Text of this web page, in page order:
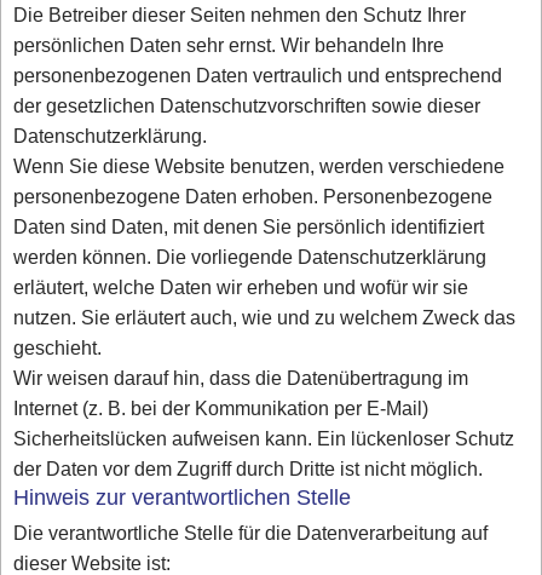
Die Betreiber dieser Seiten nehmen den Schutz Ihrer
persönlichen Daten sehr ernst. Wir behandeln Ihre
personenbezogenen Daten vertraulich und entsprechend
der gesetzlichen Datenschutzvorschriften sowie dieser
Datenschutzerklärung.
Wenn Sie diese Website benutzen, werden verschiedene
personenbezogene Daten erhoben. Personenbezogene
Daten sind Daten, mit denen Sie persönlich identifiziert
werden können. Die vorliegende Datenschutzerklärung
erläutert, welche Daten wir erheben und wofür wir sie
nutzen. Sie erläutert auch, wie und zu welchem Zweck das
geschieht.
Wir weisen darauf hin, dass die Datenübertragung im
Internet (z. B. bei der Kommunikation per E-Mail)
Sicherheitslücken aufweisen kann. Ein lückenloser Schutz
der Daten vor dem Zugriff durch Dritte ist nicht möglich.
Hinweis zur verantwortlichen Stelle
Die verantwortliche Stelle für die Datenverarbeitung auf
dieser Website ist: